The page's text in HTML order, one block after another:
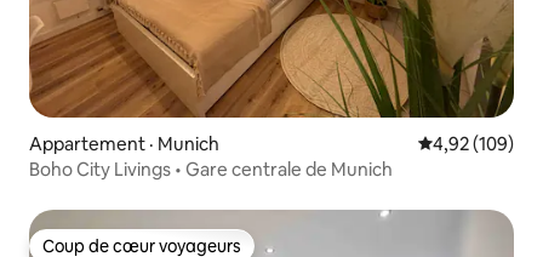
Appartement · Munich Note
4,92 (109)
Boho City Livings • Gare centrale de Munich
Coup de cœur voyageurs